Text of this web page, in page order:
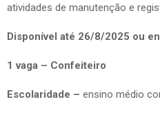
atividades de manutenção e
Disponível até 26/8/2025 ou
1 vaga – Confeiteiro
Escolaridade – ensino médio